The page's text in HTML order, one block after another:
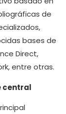
de
bases de
Direct,
entre otras.
central